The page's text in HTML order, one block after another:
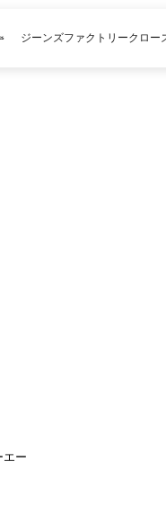
ジーンズファクトリークロー
エー